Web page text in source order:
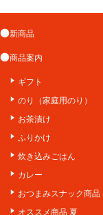
新商品
商品案内
ギフト
のり（家庭用のり）
お茶漬け
ふりかけ
炊き込みごはん
カレー
おつまみスナック商品
オススメ商品 夏